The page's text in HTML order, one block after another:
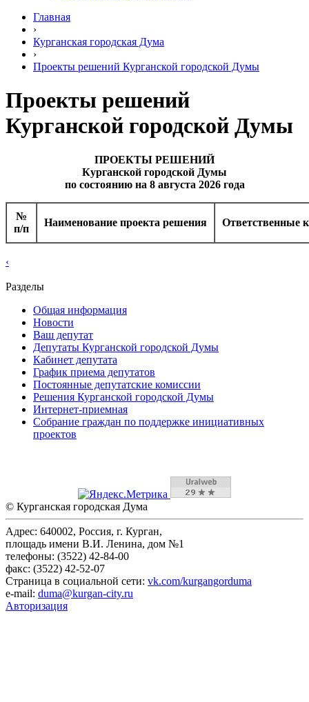
Главная
›
Курганская городская Дума
›
Проекты решений Курганской городской Думы
Проекты решений
Курганской городской Думы
ПРОЕКТЫ РЕШЕНИЙ
Курганской городской Думы
по состоянию на 8 августа 2026 года
№
п/п
Наименование проекта решения Ответственные
‹
Разделы
Общая информация
Новости
Ваш депутат
Депутаты Курганской городской Думы
Кабинет депутата
График приема депутатов
Постоянные депутатские комиссии
Решения Курганской городской Думы
Интернет-приемная
Собрание граждан по поддержке инициативных
проектов
© Курганская городская Дума
Адрес: 640002, Россия, г. Курган,
площадь имени В.И. Ленина, дом №1
телефоны: (3522) 42-84-00
факс: (3522) 42-52-07
Страница в социальной сети: vk.com/kurgangorduma
e-mail: duma@kurgan-city.ru
Авторизация